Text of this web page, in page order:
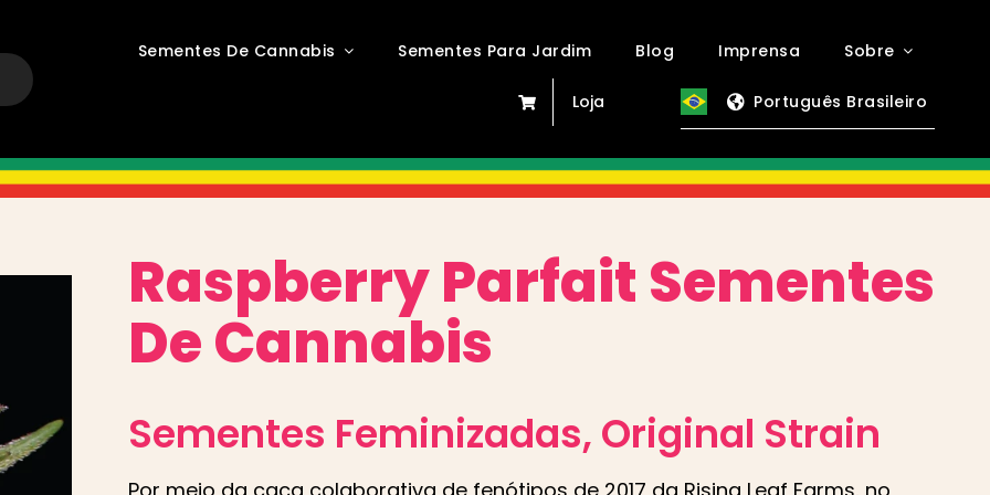
Sementes De Cannabis Sementes Para Jardim Blog Imprensa Sobre
Loja Português Brasileiro
Raspberry Parfait Sementes
De Cannabis
Sementes Feminizadas, Original Strain